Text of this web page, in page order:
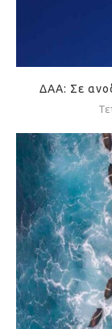
ΔΑΑ: Σε